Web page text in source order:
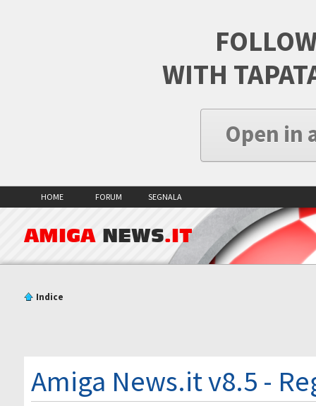
WITH
Open in
HOME FORUM SEGNALA
AMIGA NEWS.IT
Indice
Amiga News.it v8.5 -